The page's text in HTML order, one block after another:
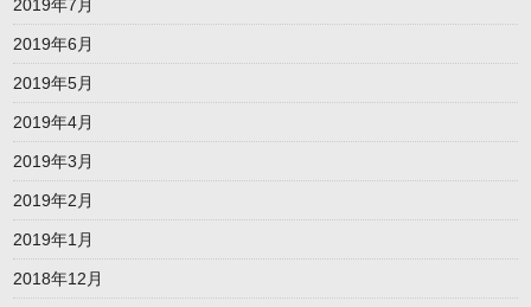
2019年7月
2019年6月
2019年5月
2019年4月
2019年3月
2019年2月
2019年1月
2018年12月